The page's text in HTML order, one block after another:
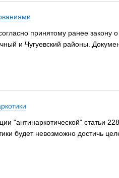
принятому ранее закону
и Чугуевский районы.
"антинаркотической" статьи
будет невозможно достичь